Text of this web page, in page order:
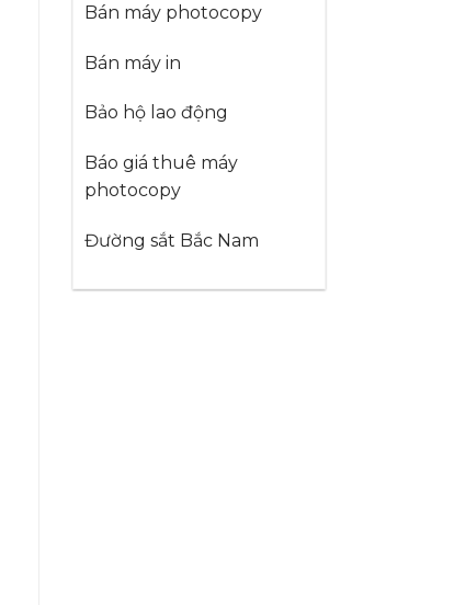
Bán máy photocopy
Bán máy in
Bảo hộ lao động
Báo giá thuê máy
photocopy
Đường sắt Bắc Nam